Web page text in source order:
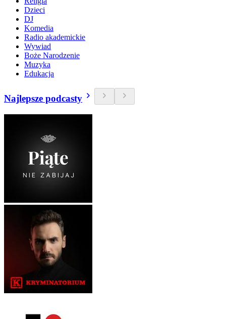
Dzieci
DJ
Komedia
Radio akademickie
Wywiad
Boże Narodzenie
Muzyka
Edukacja
Najlepsze podcasty